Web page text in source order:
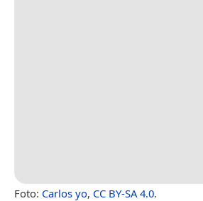
Foto: Carlos yo, CC BY-SA 4.0.